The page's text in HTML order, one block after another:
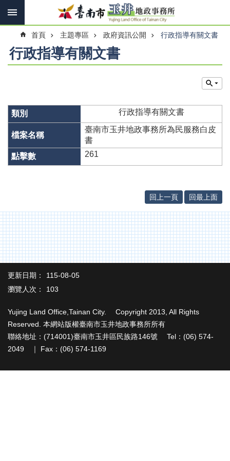
跳到主要內容區塊
搜
搜
尋
息
快
報
機
關
上
申
辦
與
查
詢
便
民
務
民
意
流
首頁 主題專區 政府資訊公開 行政指導有關文書
行政指導有關文書
行政指導有關文書
臺南市玉井地政事務所為民服務白皮
書
261
回上一頁 回最上面
更新日期：
115-08-05
瀏覽人次：
103
Yujing Land Office,Tainan City. Copyright 2013, All Rights
Reserved. 本網站版權臺南市玉井地政事務所所有
聯絡地址：(714001)臺南市玉井區民族路146號 Tel：(06) 574-
2049 ｜ Fax：(06) 574-1169